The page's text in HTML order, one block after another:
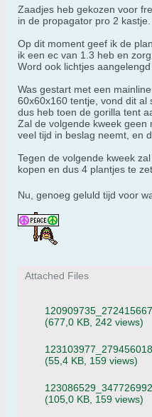
Zaadjes heb gekozen voor
in de propagator pro 2 kastje.
Op dit moment geef ik de
ik een ec van 1.3 heb en
Word ook lichtjes
Was gestart met een
60x60x160 tentje, vond dit al
dus heb toen de gorilla tent
Zal de volgende kweek
veel tijd in beslag neemt, en
Tegen de volgende kweek
kopen en dus 4 plantjes te
Nu, genoeg geluld tijd voor
Attached Files
(677,0 KB, 242 views)
(55,4 KB, 159 views)
(105,0 KB, 159 views)